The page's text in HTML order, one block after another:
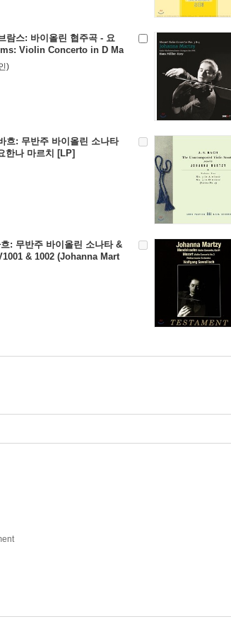
람스: 바이올린 협주곡 - 요
Violin Concerto in D Ma
)
흐: 무반주 바이올린 소나타
한나 마르치 [LP]
: 무반주 바이올린 소나타 &
& 1002 (Johanna Mart
Unaccompanied Violin S